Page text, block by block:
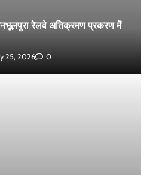
रेलवे अतिक्रमण प्रकरण में
25, 2026 0